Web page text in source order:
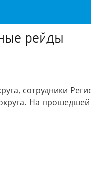
рейды
сотрудники
На